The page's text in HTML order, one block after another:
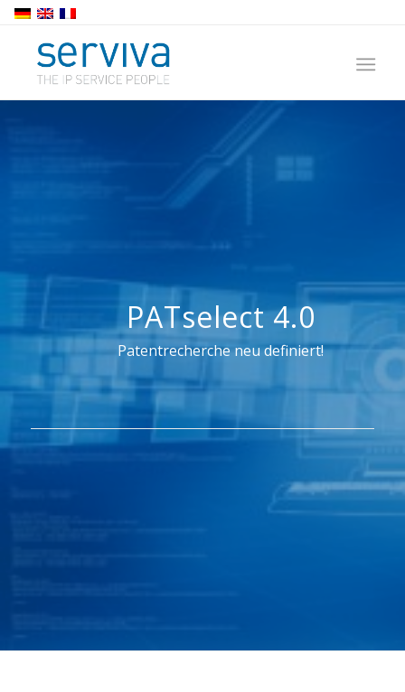
PATselect 4.0
Patentrecherche neu definiert!